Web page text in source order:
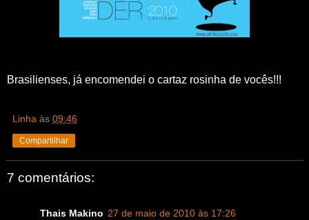
Brasilienses, já encomendei o cartaz rosinha de vocês!!!
Linha às 09:46
Compartilhar
7 comentários:
Thais Makino 27 de maio de 2010 às 17:26